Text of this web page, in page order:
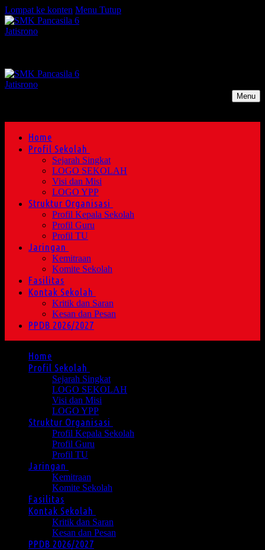
Lompat ke konten Menu Tutup
Menu
Home
Profil Sekolah
Sejarah Singkat
LOGO SEKOLAH
Visi dan Misi
LOGO YPP
Struktur Organisasi
Profil Kepala Sekolah
Profil Guru
Profil TU
Jaringan
Kemitraan
Komite Sekolah
Fasilitas
Kontak Sekolah
Kritik dan Saran
Kesan dan Pesan
PPDB 2026/2027
Home
Profil Sekolah
Sejarah Singkat
LOGO SEKOLAH
Visi dan Misi
LOGO YPP
Struktur Organisasi
Profil Kepala Sekolah
Profil Guru
Profil TU
Jaringan
Kemitraan
Komite Sekolah
Fasilitas
Kontak Sekolah
Kritik dan Saran
Kesan dan Pesan
PPDB 2026/2027